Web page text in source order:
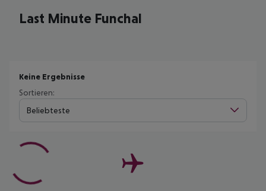
Last Minute Funchal
Keine Ergebnisse
Sortieren:
Beliebteste